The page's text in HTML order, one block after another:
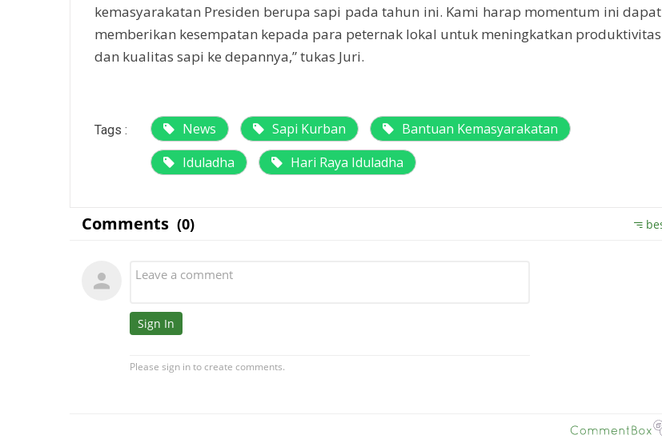
kemasyarakatan Presiden berupa sapi pada tahun ini. Kami harap momentum ini dapat
memberikan kesempatan kepada para peternak lokal untuk meningkatkan produktivitas
dan kualitas sapi ke depannya,” tukas Juri.
Tags : News Sapi Kurban
Bantuan Kemasyarakatan
Iduladha
Hari Raya Iduladha